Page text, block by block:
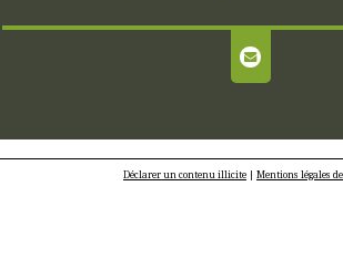
Déclarer un contenu illicite | Mentions légales